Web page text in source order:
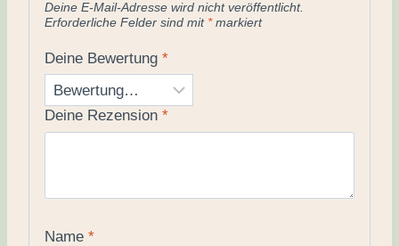
Deine E-Mail-Adresse wird nicht veröffentlicht.
Erforderliche Felder sind mit *markiert
Deine Bewertung *
Deine Rezension *
Name *